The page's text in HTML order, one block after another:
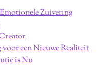
Zuivering
een Nieuwe Realiteit
is Nu